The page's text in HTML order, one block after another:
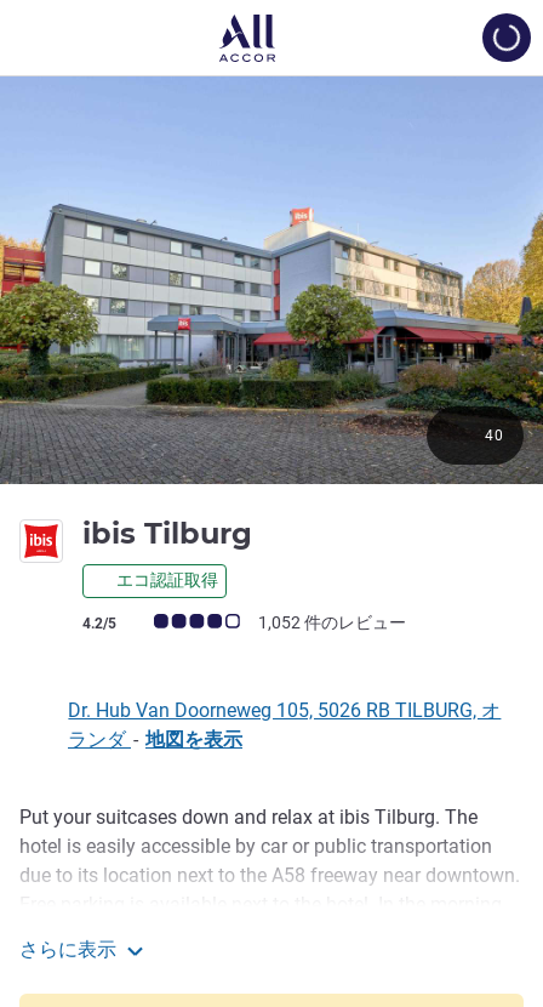
ibis Tilburg
エコ認証取得
お客さまの声 (確認済みレビュー アコーホテルズ)
4.2/5 1,052 件のレビュー
40
Dr. Hub Van Doorneweg 105, 5026 RB TILBURG, オ
ランダ - 地図を表示
説明
Put your suitcases down and relax at ibis Tilburg. The
hotel is easily accessible by car or public transportation
due to its location next to the A58 freeway near downtown.
enjoy the extensive breakfast buffet served from 6.30 to
10.00 am. If you fancy a day out, visit one of the nearby
amusement parks: de Efteling and Beekse Bergen.
さらに表示